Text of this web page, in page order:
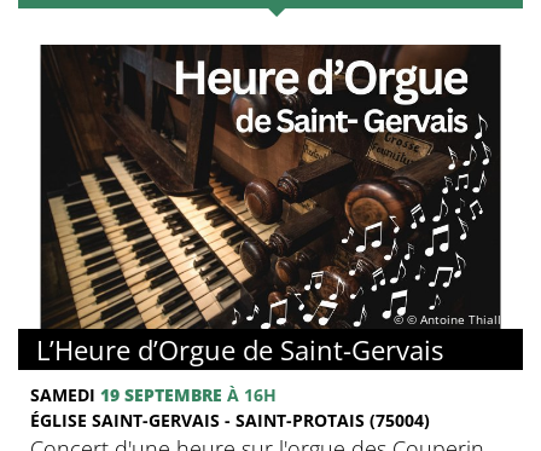
© © Antoine Thiallier
L’Heure d’Orgue de Saint-Gervais
SAMEDI 19 SEPTEMBRE À 16H
ÉGLISE SAINT-GERVAIS - SAINT-PROTAIS (75004)